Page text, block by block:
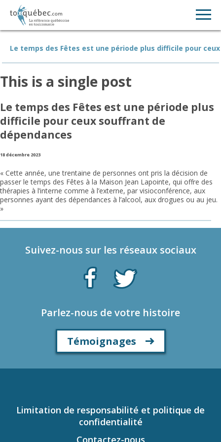
Le temps des Fêtes est une période plus difficile pour
This is a single post
Le temps des Fêtes est une période plus
difficile pour ceux souffrant de
dépendances
18 décembre 2023
« Cette année, une trentaine de personnes ont pris la décision de
passer le temps des Fêtes à la Maison Jean Lapointe, qui offre des
thérapies à l’interne comme à l’externe, par visioconférence, aux
personnes ayant des dépendances à l’alcool, aux drogues ou au jeu.
»
Suivez-nous sur les réseaux sociaux
Parlez-nous de votre histoire
Témoignages
Limitation de responsabilité et politique de
confidentialité
Contactez-nous